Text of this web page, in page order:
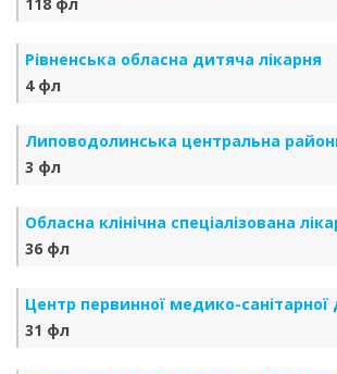
Рівненська обласна дитяча лікарня
4 фл
Липоводолинська центральна
3 фл
Обласна клінічна спеціалізована
36 фл
Центр первинної медико-
31 фл